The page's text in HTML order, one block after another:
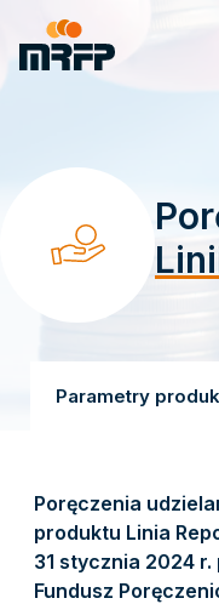
Parametry
Poręczenia
produktu Linia
31 stycznia 2024 r.
Fundusz